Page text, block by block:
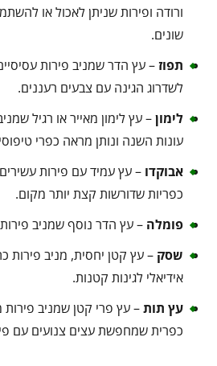
ורודה ופירות שניתן לאכול או
שונים.
תפוז– עץ הדר שמניב פירות
לשדרוג הגינה עם צבעים רעננים.
לימון– עץ לימון מאייר או רגיל
עונות השנה ונותן מראה כפרי
אבוקדו – עץ עמיד עם פירות
כפריות שדורשות קצת יותר מקום.
פומלה – עץ הדר נוסף שמניב פירות
שסק – עץ קטן יחסית, מניב פירות
אידיאלי לגינות קטנות.
עץ תות– עץ פרי קטן שמניב
כפרית שמחפשת עצים צנועים עם